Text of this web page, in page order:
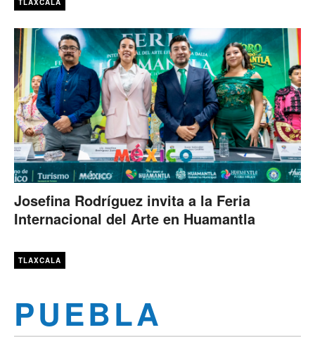
TLAXCALA
Josefina Rodríguez invita a la Feria
Internacional del Arte en Huamantla
TLAXCALA
PUEBLA